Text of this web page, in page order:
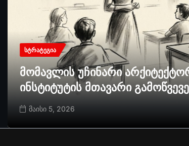
ᲡᲢᲠᲐᲢᲔᲒᲘᲐ
მომავლის უჩინარი
ინსტიტუტის მთავარი
მაისი 5, 2026